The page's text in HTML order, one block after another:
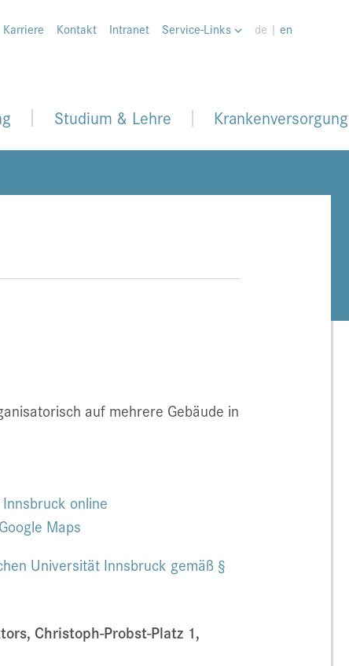
Karriere Kontakt Intranet Service-Links de | en
Studium & Lehre Krankenversorgung
auf mehrere Gebäude in
Innsbruck online
Google Maps
Universität Innsbruck gemäß §
Christoph-Probst-Platz 1,